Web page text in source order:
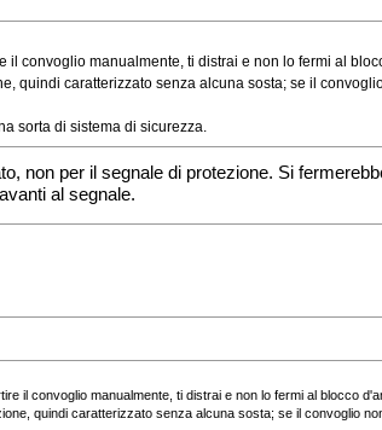
il convoglio manualmente, ti distrai e non lo fermi al
quindi caratterizzato senza alcuna sosta; se il
sorta di sistema di sicurezza.
non per il segnale di protezione. Si
al segnale.
il convoglio manualmente, ti distrai e non lo fermi al blocco
quindi caratterizzato senza alcuna sosta; se il convoglio